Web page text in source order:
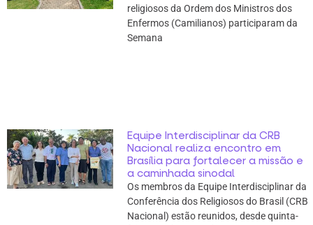
religiosos da Ordem dos Ministros dos
Enfermos (Camilianos) participaram da
Semana
Equipe Interdisciplinar da CRB
Nacional realiza encontro em
Brasília para fortalecer a missão e
a caminhada sinodal
Os membros da Equipe Interdisciplinar da
Conferência dos Religiosos do Brasil (CRB
Nacional) estão reunidos, desde quinta-